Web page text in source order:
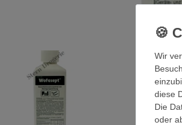
Wir
diese
Die
oder